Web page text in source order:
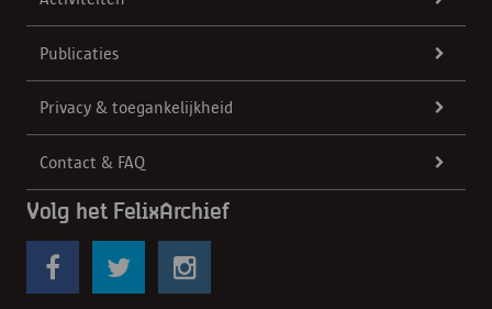
Publicaties
Privacy & toegankelijkheid
Contact & FAQ
Volg het FelixArchief